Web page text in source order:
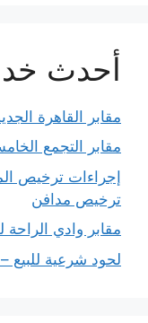
أحدث
مقابر القاهرة
مقابر التجمع
إجراءات ترخيص
ترخيص مدافن
مقابر وادي
لحود شرعية للبيع